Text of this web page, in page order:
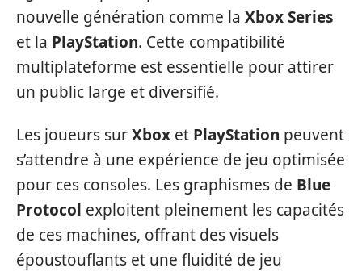
nouvelle génération comme la Xbox Series
et la PlayStation. Cette compatibilité
multiplateforme est essentielle pour attirer
un public large et diversifié.
Les joueurs surXbox et PlayStation peuvent
s’attendre à une expérience de jeu optimisée
pour ces consoles. Les graphismes de Blue
Protocol exploitent pleinement les capacités
de ces machines, offrant des visuels
époustouflants et une fluidité de jeu